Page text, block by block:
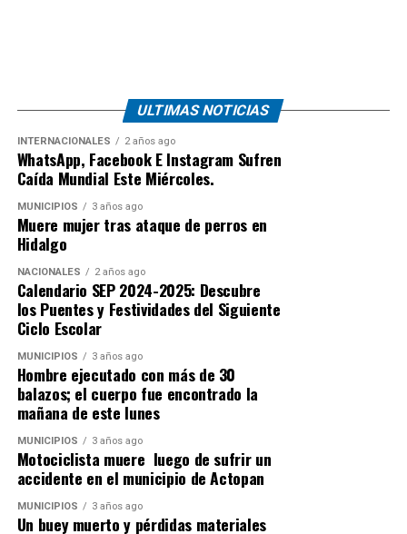
ULTIMAS NOTICIAS
INTERNACIONALES 2 años ago
WhatsApp, Facebook E Instagram Sufren
Caída Mundial Este Miércoles.
MUNICIPIOS 3 años ago
Muere mujer tras ataque de perros en
Hidalgo
NACIONALES 2 años ago
Calendario SEP 2024-2025: Descubre
los Puentes y Festividades del Siguiente
Ciclo Escolar
MUNICIPIOS 3 años ago
Hombre ejecutado con más de 30
balazos; el cuerpo fue encontrado la
mañana de este lunes
MUNICIPIOS 3 años ago
Motociclista muere luego de sufrir un
accidente en el municipio de Actopan
MUNICIPIOS 3 años ago
Un buey muerto y pérdidas materiales